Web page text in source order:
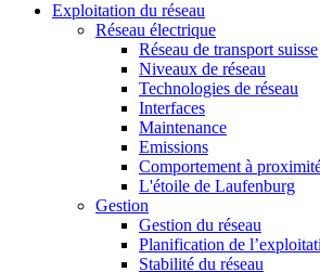
Exploitation du réseau
Réseau électrique
Réseau de transport suisse
Niveaux de réseau
Technologies de réseau
Interfaces
Maintenance
Emissions
Comportement à
L'étoile de Laufenburg
Gestion
Gestion du réseau
Planification de
Stabilité du réseau